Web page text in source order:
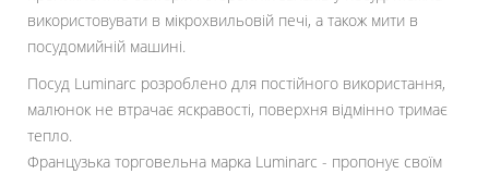
використовувати в мікрохвильовій печі, а також мити в
посудомийній машині.
Посуд Luminarc розроблено для постійного використання,
малюнок не втрачає яскравості, поверхня відмінно тримає
тепло.
Французька торговельна марка Luminarc - пропонує своїм